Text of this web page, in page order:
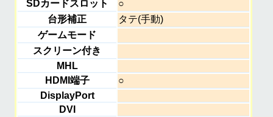
SDカードスロット
○
台形補正
タテ(手動)
ゲームモード
スクリーン付き
MHL
HDMI端子
○
DisplayPort
DVI